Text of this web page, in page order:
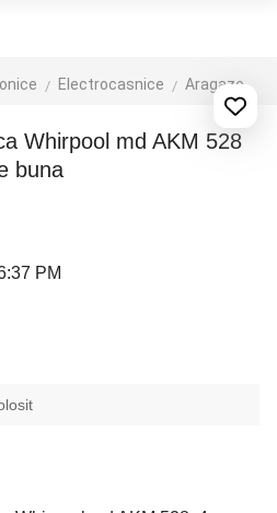
Electrocasnice Aragaze
Whirpool md AKM 528
buna
PM